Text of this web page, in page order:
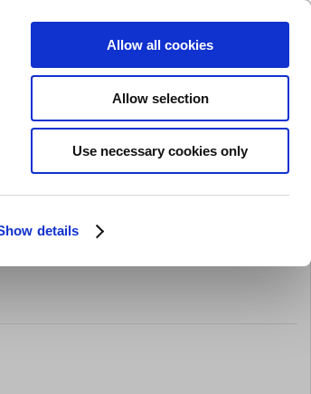
details
Allow all cookies
Allow selection
Use necessary cookies only
Kundvagn (0)
Erbjurdanden Brands
- 120x90 mm utan